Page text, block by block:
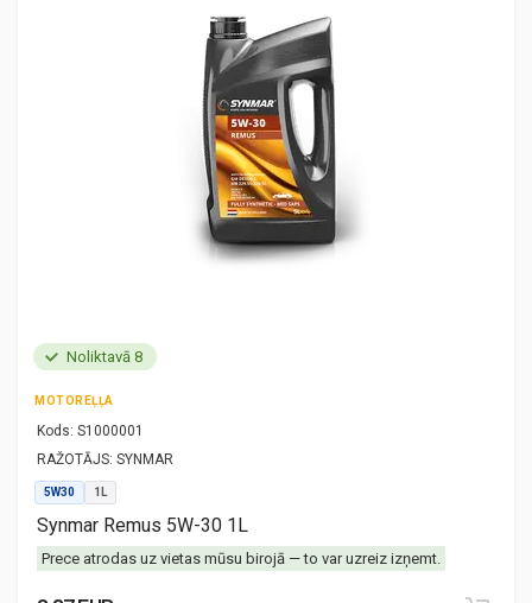
Noliktavā 8
MOTOREĻĻA
Kods: S1000001
RAŽOTĀJS: SYNMAR
5W30 1L
Synmar Remus 5W-30 1L
Prece atrodas uz vietas mūsu birojā — to var uzreiz izņemt.